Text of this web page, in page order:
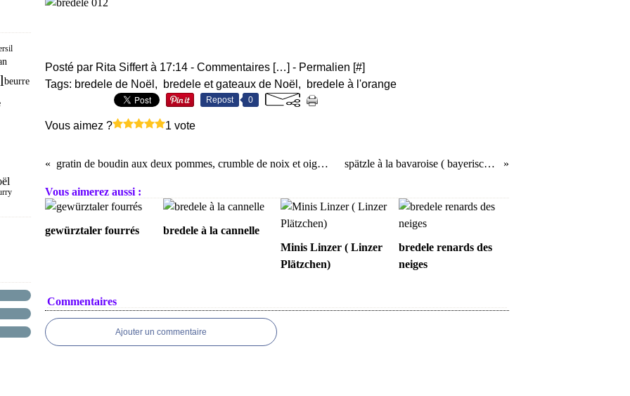
beurre
Posté par Rita Siffert à 17:14 - Commentaires […] - Permalien [#]
Tags: bredele de Noël , bredele et gateaux de Noël , bredele à l'orange
Repost 0
Vous aimez ? 1 vote
gratin de boudin aux deux pommes, crumble de noix et oignon confit spätzle à la bavaroise ( bayerische art )
Vous aimerez aussi :
gewürztaler fourrés
bredele à la cannelle
Minis Linzer ( Linzer
Plätzchen)
bredele renards des
neiges
Commentaires
Ajouter un commentaire